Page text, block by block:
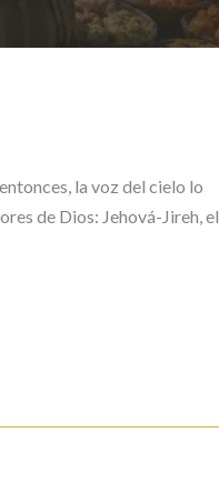
la voz del cielo lo
de Dios: Jehová-Jireh, el